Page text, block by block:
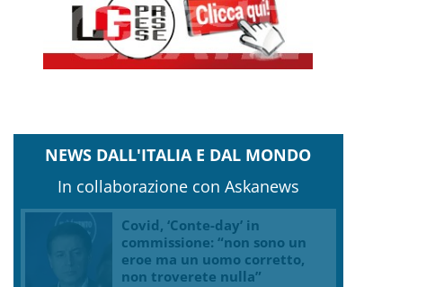
NEWS DALL'ITALIA E DAL MONDO
In collaborazione con Askanews
Covid, ‘Conte-day’ in
commissione: “non sono un
eroe ma un uomo corretto,
non troverete nulla”